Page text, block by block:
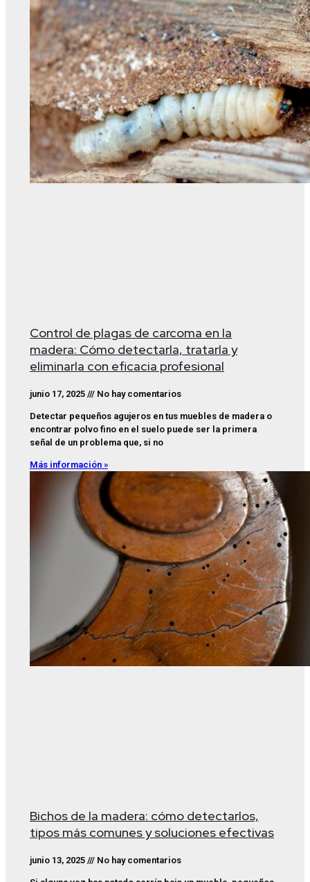
Control de plagas de carcoma en la
madera: Cómo detectarla, tratarla y
eliminarla con eficacia profesional
junio 17, 2025 No hay comentarios
Detectar pequeños agujeros en tus muebles de madera o
encontrar polvo fino en el suelo puede ser la primera
señal de un problema que, si no
Más información »
Bichos de la madera: cómo detectarlos,
tipos más comunes y soluciones efectivas
junio 13, 2025 No hay comentarios